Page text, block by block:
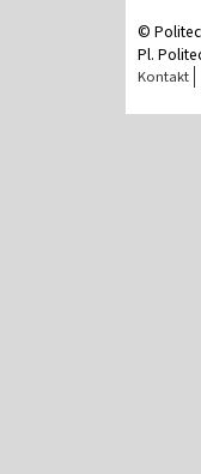
©
Pl.
Kontakt